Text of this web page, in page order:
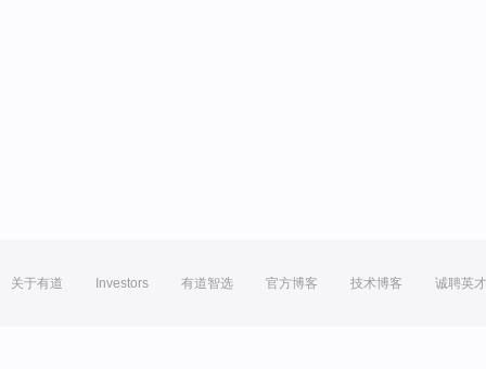
关于有道 Investors 有道智选 官方博客 技术博客 诚聘英才